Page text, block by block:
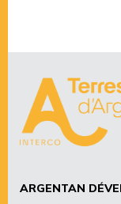
ARGENTAN